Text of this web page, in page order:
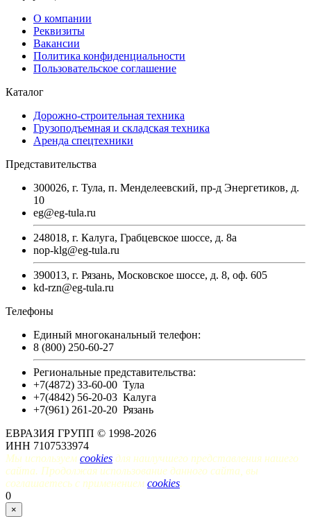
О компании
Реквизиты
Вакансии
Политика конфиденциальности
Пользовательское соглашение
Каталог
Дорожно-строительная техника
Грузоподъемная и складская техника
Аренда спецтехники
Представительства
300026, г. Тула, п. Менделеевский, пр-д Энергетиков, д.
10
eg@eg-tula.ru
248018, г. Калуга, Грабцевское шоссе, д. 8а
nop-klg@eg-tula.ru
390013, г. Рязань, Московское шоссе, д. 8, оф. 605
kd-rzn@eg-tula.ru
Телефоны
Единый многоканальный телефон:
8 (800) 250-60-27
Региональные представительства:
+7(4872) 33-60-00 Тула
+7(4842) 56-20-03 Калуга
+7(961) 261-20-20 Рязань
ЕВРАЗИЯ ГРУПП © 1998-2026
ИНН 7107533974
Мы используем cookies для наилучшего представления нашего
сайта. Продолжая использование данного сайта, вы
соглашаетесь с применением cookies.
0
×